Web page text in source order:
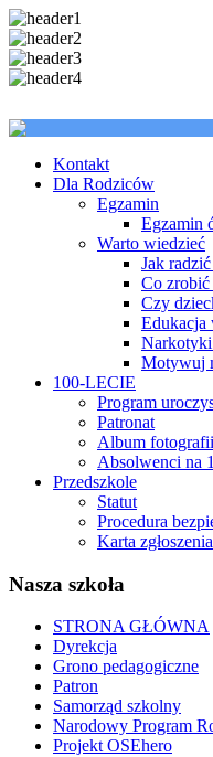
Kontakt
Dla Rodziców
Egzamin
Egzamin
Warto wiedzieć
Jak
Co zrobić
Czy
Edukacja
Motywuj
100-LECIE
Program
Patronat
Album fotografii
Absolwenci na
Przedszkole
Statut
Procedura
Karta
Nasza szkoła
STRONA GŁÓWNA
Dyrekcja
Grono pedagogiczne
Patron
Samorząd szkolny
Narodowy Program
Projekt OSEhero